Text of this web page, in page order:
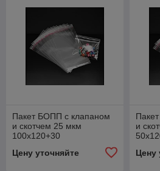
Пакет БОПП с клапаном
и скотчем 25 мкм
100х120+30
Цену уточняйте
и
Цену